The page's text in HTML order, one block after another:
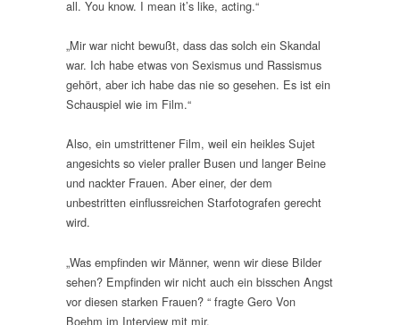
all. You know. I mean it’s like, acting.“
„Mir war nicht bewußt, dass das solch ein Skandal
war. Ich habe etwas von Sexismus und Rassismus
gehört, aber ich habe das nie so gesehen. Es ist ein
Schauspiel wie im Film.“
Also, ein umstrittener Film, weil ein heikles Sujet
angesichts so vieler praller Busen und langer Beine
und nackter Frauen. Aber einer, der dem
unbestritten einflussreichen Starfotografen gerecht
wird.
„Was empfinden wir Männer, wenn wir diese Bilder
sehen? Empfinden wir nicht auch ein bisschen Angst
vor diesen starken Frauen? “ fragte Gero Von
Boehm im Interview mit mir.